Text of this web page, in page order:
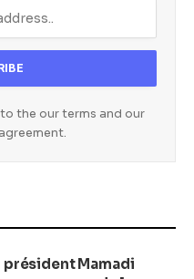
the our terms and our
président Mamadi